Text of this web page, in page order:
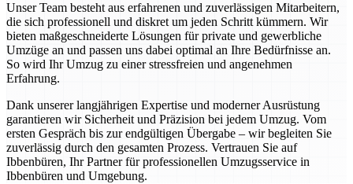
Unser Team besteht aus erfahrenen und zuverlässigen Mitarbeitern,
die sich professionell und diskret um jeden Schritt kümmern. Wir
bieten maßgeschneiderte Lösungen für private und gewerbliche
Umzüge an und passen uns dabei optimal an Ihre Bedürfnisse an.
So wird Ihr Umzug zu einer stressfreien und angenehmen
Erfahrung.
Dank unserer langjährigen Expertise und moderner Ausrüstung
garantieren wir Sicherheit und Präzision bei jedem Umzug. Vom
ersten Gespräch bis zur endgültigen Übergabe – wir begleiten Sie
zuverlässig durch den gesamten Prozess. Vertrauen Sie auf
Ibbenbüren, Ihr Partner für professionellen Umzugsservice in
Ibbenbüren und Umgebung.